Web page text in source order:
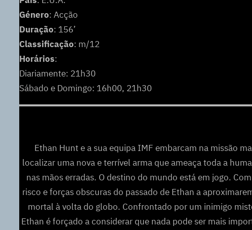
Género: Acção
Duração: 156’
Classificação: m/12
Horários:
Diariamente: 21h30
Sábado e Domingo: 16h00, 21h30
Ethan Hunt e a sua equipa IMF embarcam na missão
localizar uma nova e terrível arma que ameaça toda a
nas mãos erradas. O destino do mundo está em jogo.
risco e forças obscuras do passado de Ethan a
mortal à volta do globo. Confrontado por um inimigo
Ethan é forçado a considerar que nada pode ser mais